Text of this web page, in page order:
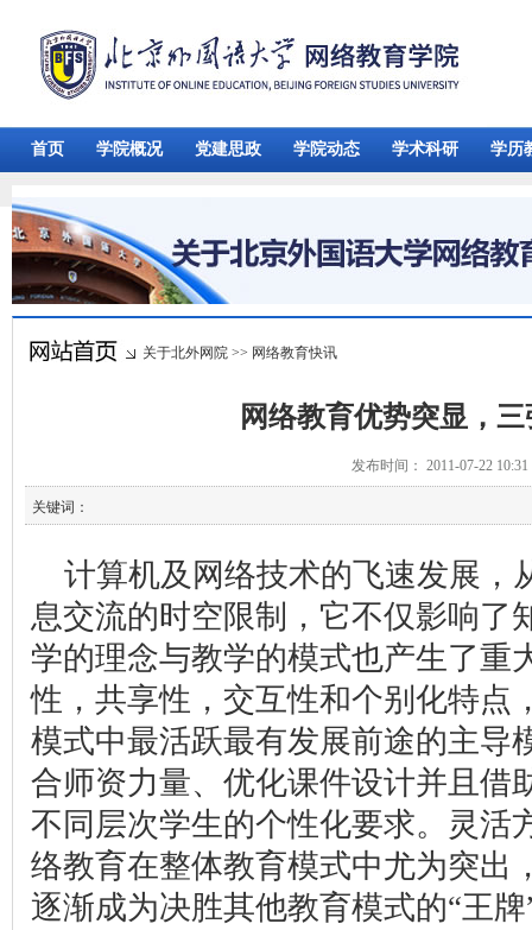
首页 学院概况 党建思政 学院动态 学术科研 学历
关于北外网院 >> 网络教育快讯
网络教育优势突显，
发布时间： 2011-07-22
关键词：
计算机及网络技术的飞速发展，
息交流的时空限制，它不仅影响了
学的理念与教学的模式也产生了重
性，共享性，交互性和个别化特点
模式中最活跃最有发展前途的主导
合师资力量、优化课件设计并且借
不同层次学生的个性化要求。灵活
络教育在整体教育模式中尤为突出
逐渐成为决胜其他教育模式的“王牌